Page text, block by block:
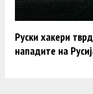
Руски хакери
нападите на